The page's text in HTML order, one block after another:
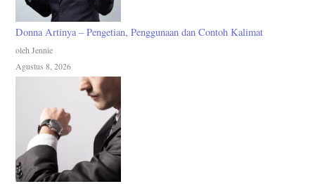
Donna Artinya – Pengetian, Penggunaan dan Contoh Kalimat
oleh Jennie
Agustus 8, 2026